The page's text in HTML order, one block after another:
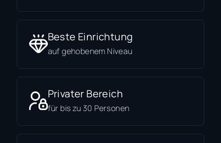
Beste Einrichtung
auf gehobenem Niveau
Privater Bereich
für bis zu 30 Personen